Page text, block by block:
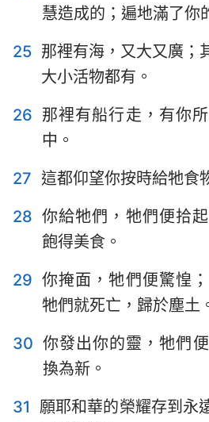
78
79 80 81
85
86 87 88
92
93 94
99
100 101 102
106
113
114 115 116
120
121 122 123
127
128
134
135 136 137
141
142 143 144
148
149
慧造成的；遍地滿了你
25 那裡有海，又大又廣；
大小活物都有。
26 那裡有船行走，有你
中。
27 這都仰望你按時給牠食
28 你給牠們，牠們便拾
飽得美食。
29 你掩面，牠們便驚惶
牠們就死亡，歸於塵土
30 你發出你的靈，牠們
換為新。
31 願耶和華的榮耀存到永